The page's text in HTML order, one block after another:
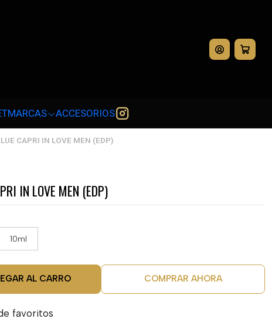
MARCAS ACCESORIOS
CAPRI IN LOVE MEN (EDP)
IN LOVE MEN (EDP)
10ml
AL CARRO COMPRAR AHORA
favoritos